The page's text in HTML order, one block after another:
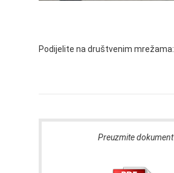
Podijelite na društvenim mrežama:
Preuzmite dokument